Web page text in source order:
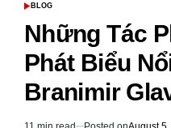
POSTED
BLOG
Những Tác
Phát Biểu
Branimir